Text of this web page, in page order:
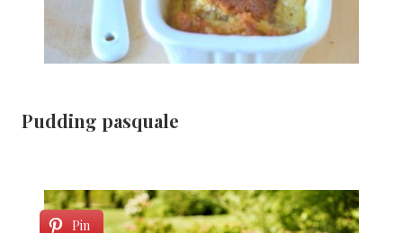
Pudding pasquale
Pin